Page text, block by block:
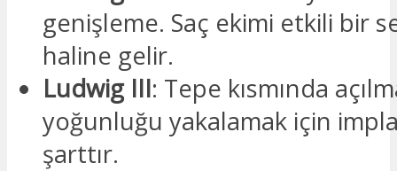
genişleme. Saç ekimi etkili bir
haline gelir.
Ludwig III: Tepe kısmında
yoğunluğu yakalamak için
şarttır.